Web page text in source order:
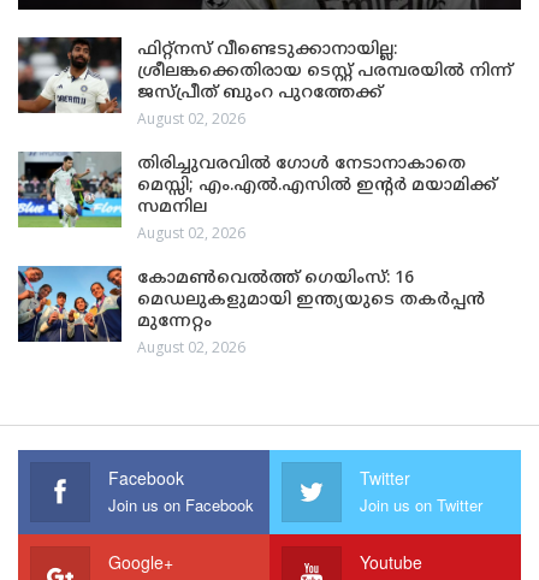
ഫിറ്റ്നസ് വീണ്ടെടുക്കാനായില്ല:
ശ്രീലങ്കക്കെതിരായ ടെസ്റ്റ് പരമ്പരയിൽ നിന്ന്
ജസ്പ്രീത് ബുംറ പുറത്തേക്ക്
August 02, 2026
തിരിച്ചുവരവിൽ ഗോൾ നേടാനാകാതെ
മെസ്സി; എം.എൽ.എസിൽ ഇന്റർ മയാമിക്ക്
സമനില
August 02, 2026
കോമൺവെൽത്ത് ഗെയിംസ്: 16
മെഡലുകളുമായി ഇന്ത്യയുടെ തകർപ്പൻ
മുന്നേറ്റം
August 02, 2026
Facebook
Join us on Facebook
Twitter
Join us on Twitter
Google+ Youtube